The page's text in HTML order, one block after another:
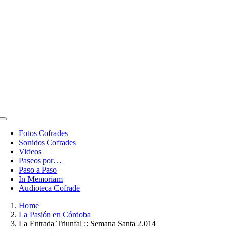
Toggle
NavigationFotos Cofrades
Sonidos Cofrades
Videos
Paseos por…
Paso a Paso
In Memoriam
Audioteca Cofrade
Home
La Pasión en Córdoba
La Entrada Triunfal :: Semana Santa 2.014